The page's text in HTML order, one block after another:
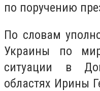
по поручению
По словам
Украины по
ситуации в
областях Ирины